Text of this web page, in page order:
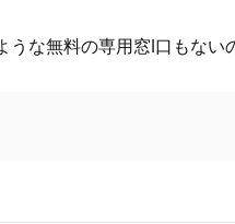
な無料の専用窓l口もない